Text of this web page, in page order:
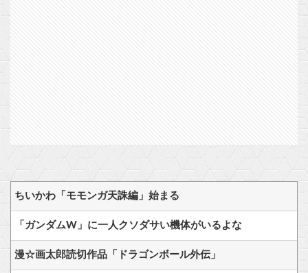
ちいかわ「モモンガ天誅編」始まる
「ガンダムW」に一人クソダサい機体がいるよな
漫☆画太郎読切作品「ドラゴンボール外伝」